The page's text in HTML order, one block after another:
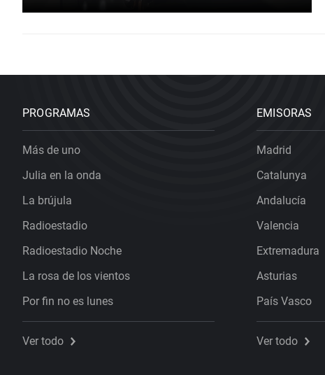
PROGRAMAS
Más de uno
Julia en la onda
La brújula
Radioestadio
Radioestadio Noche
La rosa de los vientos
Por fin no es lunes
Ver todo
EMISORAS
Madrid
Catalunya
Andalucía
Valencia
Extremadura
Asturias
País Vasco
Ver todo